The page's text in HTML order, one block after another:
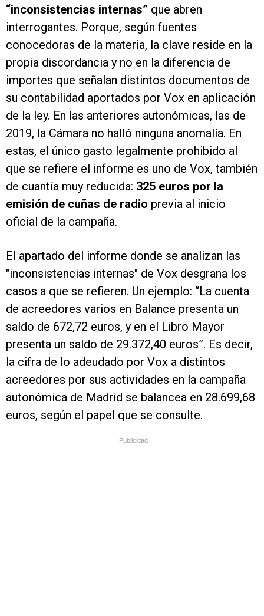
“inconsistencias internas” que abren
interrogantes. Porque, según fuentes
conocedoras de la materia, la clave reside en la
propia discordancia y no en la diferencia de
importes que señalan distintos documentos de
su contabilidad aportados por Vox en aplicación
de la ley. En las anteriores autonómicas, las de
2019, la Cámara no halló ninguna anomalía. En
estas, el único gasto legalmente prohibido al
que se refiere el informe es uno de Vox, también
de cuantía muy reducida: 325 euros por la
emisión de cuñas de radio previa al inicio
oficial de la campaña.
El apartado del informe donde se analizan las
"inconsistencias internas" de Vox desgrana los
casos a que se refieren. Un ejemplo: “La cuenta
de acreedores varios en Balance presenta un
saldo de 672,72 euros, y en el Libro Mayor
presenta un saldo de 29.372,40 euros”. Es decir,
la cifra de lo adeudado por Vox a distintos
acreedores por sus actividades en la campaña
autonómica de Madrid se balancea en 28.699,68
euros, según el papel que se consulte.
Publicidad